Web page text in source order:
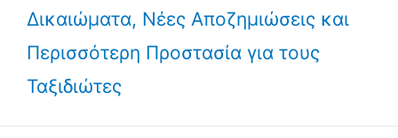
Δικαιώματα, Νέες Αποζημιώσεις και
Περισσότερη Προστασία για τους
Ταξιδιώτες